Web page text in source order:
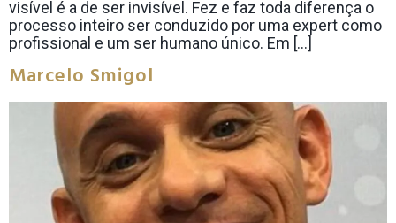
visível é a de ser invisível. Fez e faz toda diferença o
processo inteiro ser conduzido por uma expert como
profissional e um ser humano único. Em […]
Marcelo Smigol